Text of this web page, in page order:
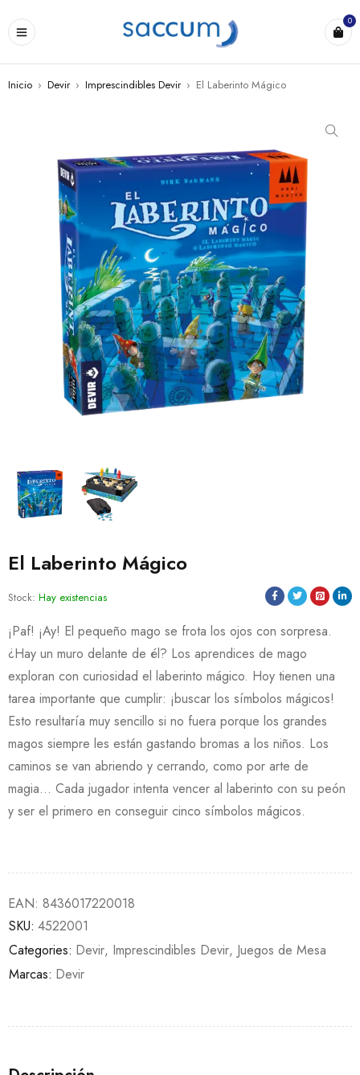
0
Inicio › Devir › Imprescindibles Devir › El Laberinto Mágico
El Laberinto Mágico
Stock: Hay existencias
¡Paf! ¡Ay! El pequeño mago se frota los ojos con sorpresa.
¿Hay un muro delante de él? Los aprendices de mago
exploran con curiosidad el laberinto mágico. Hoy tienen una
tarea importante que cumplir: ¡buscar los símbolos mágicos!
Esto resultaría muy sencillo si no fuera porque los grandes
magos siempre les están gastando bromas a los niños. Los
caminos se van abriendo y cerrando, como por arte de
magia… Cada jugador intenta vencer al laberinto con su peón
y ser el primero en conseguir cinco símbolos mágicos.
EAN: 8436017220018
SKU: 4522001
Categories: Devir, Imprescindibles Devir, Juegos de Mesa
Marcas: Devir